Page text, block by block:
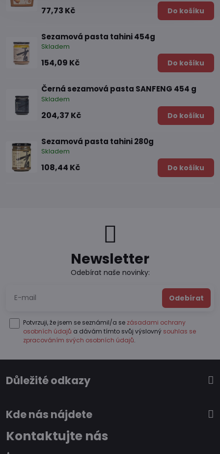
77,73 Kč Do košíku
Sezamová pasta tahini 454g
Skladem
154,09 Kč Do košíku
Černá sezamová pasta SANFENG 454 g
Skladem
204,37 Kč Do košíku
Sezamová pasta tahini 280g
Skladem
108,44 Kč Do košíku
Newsletter
Odebírat naše novinky:
Odebírat
Potvrzuji, že jsem se seznámil/a se zásadami ochrany
osobních údajů a dávám tímto svůj výslovný souhlas se
zpracováním svých osobních údajů.
Důležité odkazy
Kde nás nájdete
Kontaktujte nás